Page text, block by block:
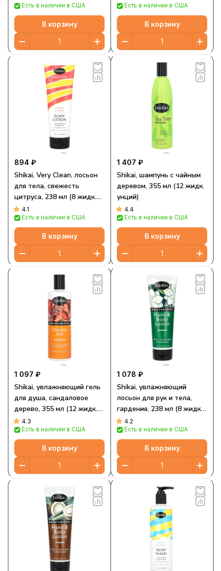
Есть в наличии в США
В корзину
Есть в наличии в США
В корзину
894 ₽
Shikai, Very Clean, лосьон
для тела, свежесть
цитруса, 238 мл (8 жидк.
унций)
4.1
Есть в наличии в США
В корзину
1 407 ₽
Shikai, шампунь с чайным
деревом, 355 мл (12 жидк.
унций)
4.4
Есть в наличии в США
В корзину
1 097 ₽
Shikai, увлажняющий гель
для душа, сандаловое
дерево, 355 мл (12 жидк.
унций)
4.3
Есть в наличии в США
В корзину
1 078 ₽
Shikai, увлажняющий
лосьон для рук и тела,
гардения, 238 мл (8 жидк.
унций)
4.2
Есть в наличии в США
В корзину